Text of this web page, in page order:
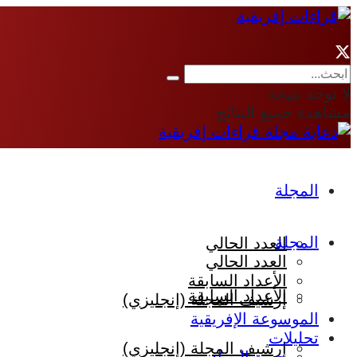
لا توجد نتيجة
مشاهدة جميع النتائج
المجلة
العدد الحالي
الأعداد السابقة
إرشيف المجلة (إنجليزي)
المجلة
العدد الحالي
الأعداد السابقة
إرشيف المجلة (إنجليزي)
الموسوعة الإفريقية
تحليلات